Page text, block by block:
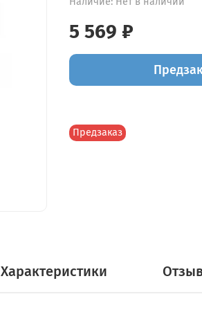
Предзаказ
5 569 ₽
Характеристики